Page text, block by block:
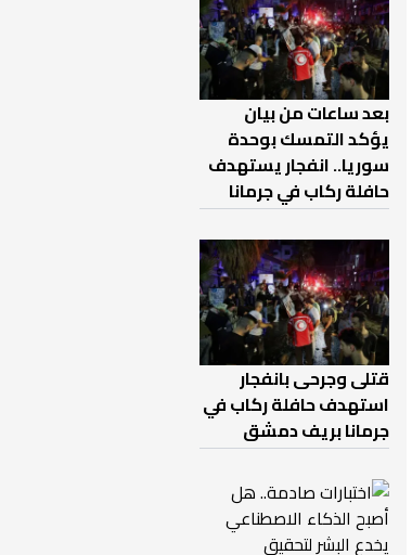
بعد ساعات من بيان
يؤكد التمسك بوحدة
سوريا.. انفجار يستهدف
حافلة ركاب في جرمانا
قتلى وجرحى بانفجار
استهدف حافلة ركاب في
جرمانا بريف دمشق